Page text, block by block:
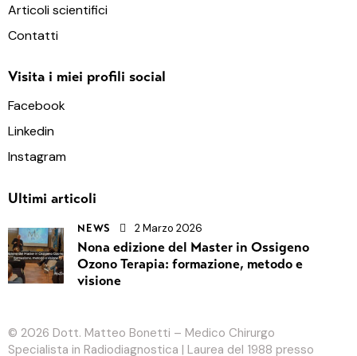
Articoli scientifici
Contatti
Visita i miei profili social
Facebook
Linkedin
Instagram
Ultimi articoli
NEWS 2 Marzo 2026
Nona edizione del Master in Ossigeno
Ozono Terapia: formazione, metodo e
visione
© 2026 Dott. Matteo Bonetti – Medico Chirurgo
Specialista in Radiodiagnostica | Laurea del 1988 presso